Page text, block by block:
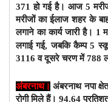
371 हो गई है।आज 5 मरीज
मरीजोंका ईलाज शहर के
लगाने का कार्य जारी है। 1
लगाई गई, जबकि कैम्प 5
3116व दूसरे चरण में 788
अंबरनाथ। अंबरनाथ नपा
रोगी मिले हैं। 94.64